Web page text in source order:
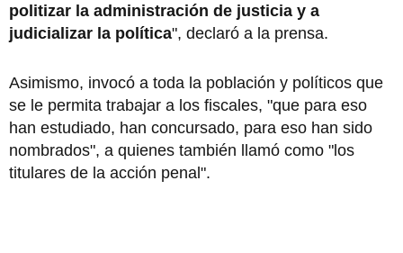
politizar la administración de justicia y a
judicializar la política", declaró a la prensa.
Asimismo, invocó a toda la población y políticos que
se le permita trabajar a los fiscales, "que para eso
han estudiado, han concursado, para eso han sido
nombrados", a quienes también llamó como "los
titulares de la acción penal".